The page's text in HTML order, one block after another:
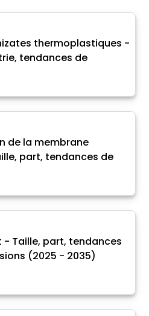
thermoplastiques -
tendances de
de la membrane
part, tendances de
- Taille, part, tendances
(2025 - 2035)